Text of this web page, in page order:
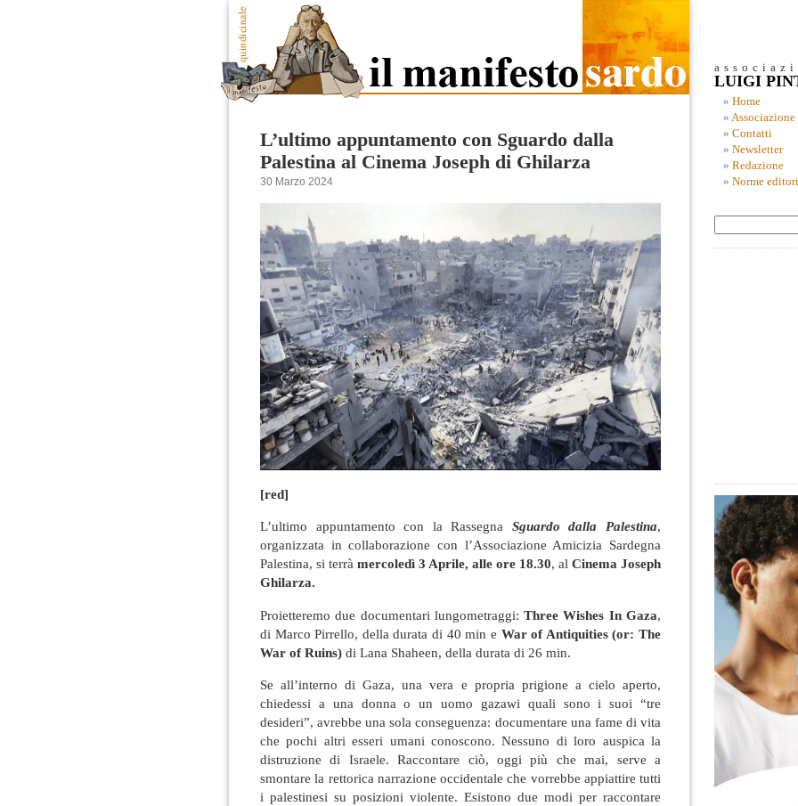
L’ultimo appuntamento con Sguardo dalla
Palestina al Cinema Joseph di Ghilarza
30 Marzo 2024
[red]
L’ultimo appuntamento con la Rassegna Sguardo dalla Palestina,
organizzata in collaborazione con l’Associazione Amicizia Sardegna
Palestina, si terrà mercoledì 3 Aprile, alle ore 18.30, al Cinema Joseph
Ghilarza.
Proietteremo due documentari lungometraggi:Three Wishes In Gaza,
di Marco Pirrello, della durata di 40 min e War of Antiquities (or: The
War of Ruins) di Lana Shaheen, della durata di 26 min.
Se all’interno di Gaza, una vera e propria prigione a cielo aperto,
chiedessi a una donna o un uomo gazawi quali sono i suoi “tre
desideri”, avrebbe una sola conseguenza: documentare una fame di vita
che pochi altri esseri umani conoscono. Nessuno di loro auspica la
distruzione di Israele. Raccontare ciò, oggi più che mai, serve a
smontare la rettorica narrazione occidentale che vorrebbe appiattire tutti
i palestinesi su posizioni violente. Esistono due modi per raccontare
LUIGI
Home
Associazione
Contatti
Newsletter
Redazione
Norme